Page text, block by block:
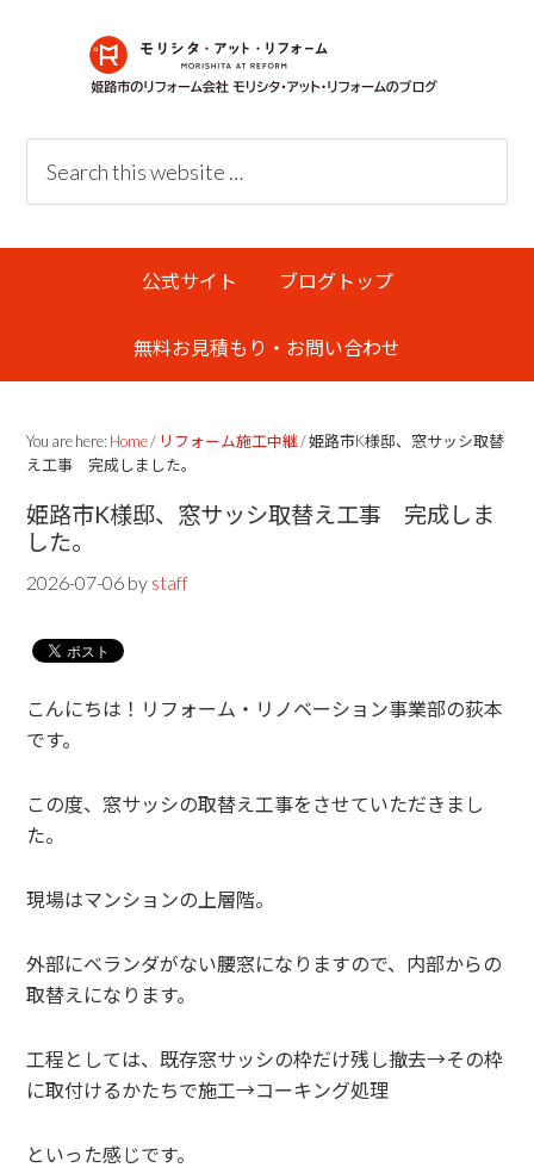
Header
Right
this
公式サイト ブログトップ
無料お見積もり・お問い合わせ
You are here: Home/ リフォーム施工中継/姫路市K様邸、窓サッシ取替
え工事 完成しました。
姫路市K様邸、窓サッシ取替え工事 完成しま
した。
2026-07-06 by staff
こんにちは！リフォーム・リノベーション事業部の荻本
です。
この度、窓サッシの取替え工事をさせていただきまし
た。
現場はマンションの上層階。
外部にベランダがない腰窓になりますので、内部からの
取替えになります。
工程としては、既存窓サッシの枠だけ残し撤去→その枠
に取付けるかたちで施工→コーキング処理
といった感じです。